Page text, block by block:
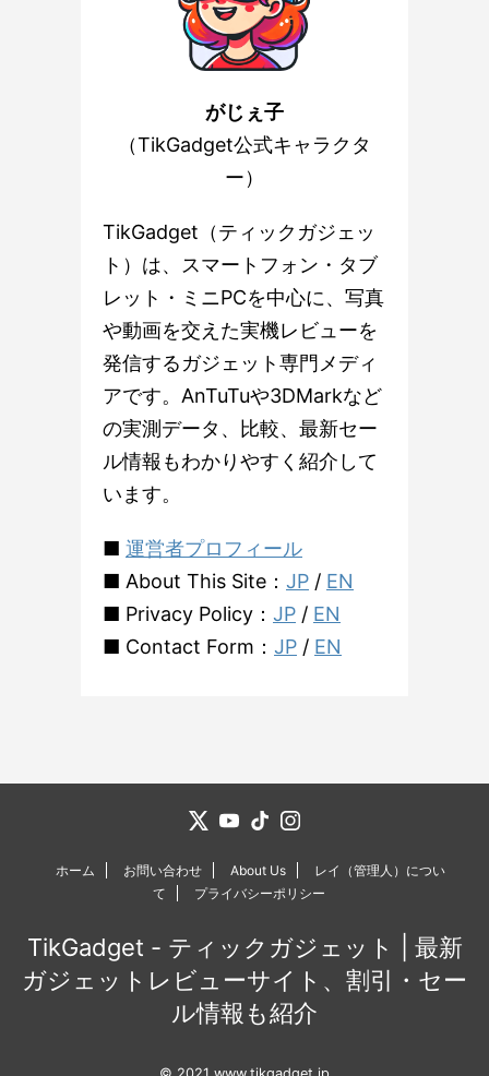
がじぇ子
（TikGadget公式キャラクタ
ー）
TikGadget（ティックガジェッ
ト）は、スマートフォン・タブ
レット・ミニPCを中心に、写真
や動画を交えた実機レビューを
発信するガジェット専門メディ
アです。AnTuTuや3DMarkなど
の実測データ、比較、最新セー
ル情報もわかりやすく紹介して
います。
■ 運営者プロフィール
■ About This Site： JP / EN
■ Privacy Policy： JP / EN
■ Contact Form： JP / EN
ホーム お問い合わせ About Us
レイ（管理人）につい
て
プライバシーポリシー
TikGadget - ティックガジェット | 最新
ガジェットレビューサイト、割引・セー
ル情報も紹介
© 2021 www.tikgadget.jp